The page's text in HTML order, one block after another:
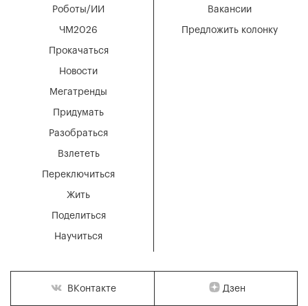
Мегатренды
Придумать
Разобраться
Взлететь
Новости
Переключиться
Жить
Поделиться
Научиться
Роботы/ИИ
ЧМ2026
Прокачаться
Вакансии
Предложить колонку
ВКонтакте Дзен